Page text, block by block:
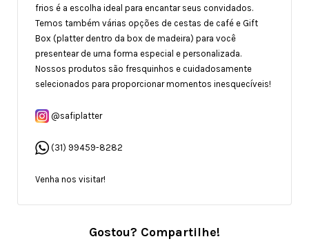
frios é a escolha ideal para encantar seus convidados.
Temos também várias opções de cestas de café e Gift
Box (platter dentro da box de madeira) para você
presentear de uma forma especial e personalizada.
Nossos produtos são fresquinhos e cuidadosamente
selecionados para proporcionar momentos inesquecíveis!
@safiplatter
(31) 99459-8282
Venha nos visitar!
Gostou? Compartilhe!